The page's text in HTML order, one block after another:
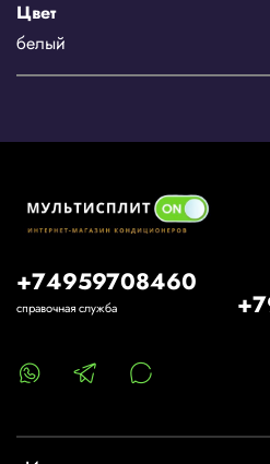
Цвет
белый
+74959708460
справочная служба